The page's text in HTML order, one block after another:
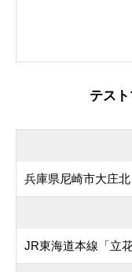
テス
兵庫県尼崎市大庄北
JR東海道本線「立